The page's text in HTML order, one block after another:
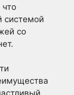
системой
со